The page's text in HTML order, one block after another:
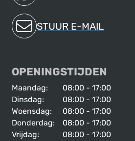
STUUR E-MAIL
OPENINGSTIJDEN
Maandag:
08:00 - 17:00
Dinsdag:
08:00 - 17:00
Woensdag:
08:00 - 17:00
Donderdag:
08:00 - 17:00
Vrijdag:
08:00 - 17:00